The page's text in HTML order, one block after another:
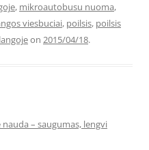
, mikroautobusu nuoma,
viesbuciai, poilsis, poilsis
on 2015/04/18.
– saugumas, lengvi